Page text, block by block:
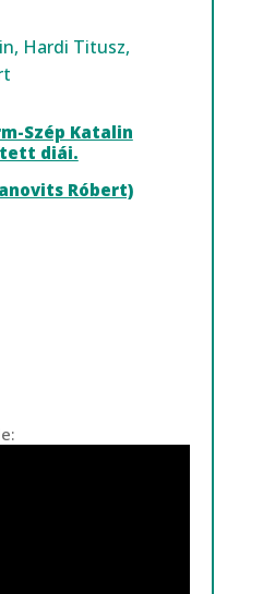
, Hardi Titusz,
Szép Katalin
diái.
Róbert)